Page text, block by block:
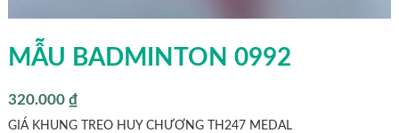
MẪU BADMINTON 0992
320.000 ₫
GIÁ KHUNG TREO HUY CHƯƠNG TH247 MEDAL